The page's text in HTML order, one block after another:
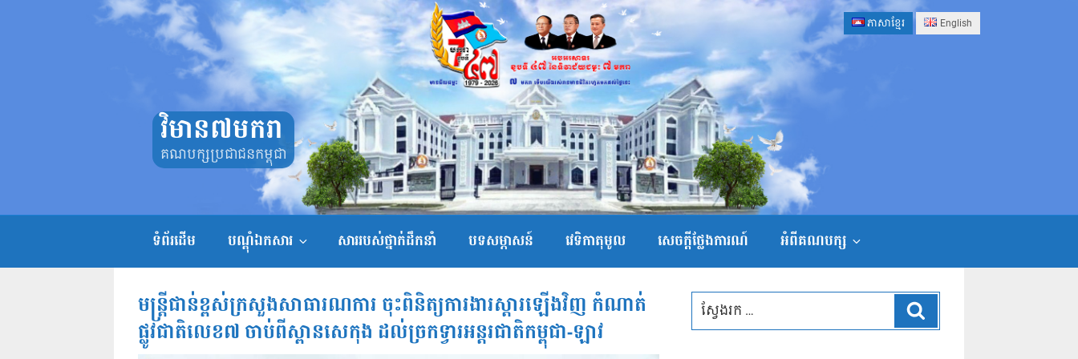
ភាសាខ្មែរ English
វិមាន៧មករា
គណបក្សប្រជាជនកម្ពុជា
ទំព័រដើម បណ្តុំឯកសារ សាររបស់ថ្នាក់ដឹកនាំ បទសម្ភាសន៍ វេទិកាតុមូល សេចក្ដីថ្លែងការណ៍ អំពីគណបក្ស
មន្ត្រីជាន់ខ្ពស់ក្រសួងសាធារណការ ចុះពិនិត្យការងារស្ដារឡើងវិញ កំណាត់
ផ្លូវជាតិលេខ៧ ចាប់ពីស្ពានសេកុង ដល់ច្រកទ្វារអន្តរជាតិកម្ពុជា-ឡាវ